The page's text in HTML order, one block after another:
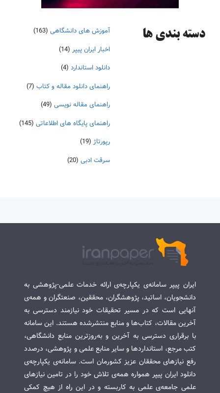
دسته‌ بندی ها آموزش های دانشگاهی (163)
اخبار ایران پیپر (14)
دانلود استاندارد (4)
راهنمای دانلود مقاله و کتاب (7)
راهنمای مقاله نویسی (49)
راهنمای پایگاه های اطلاعاتی (145)
رپورتاژ (19)
سرقت ادبی (20)
ایران پیپر سامانه‌ی یکپارچه‌ی ارائه خدمات علمی-پژوهشی به
دانشجویان، اساتید، پژوهشگران، محققین، صنعتگران و همه‌ی
آنهایی است که در مسیر تحقیقات خود نیازمند دسترسی به
آخرین مقالات، کتاب‌ها و منابع منتشرشده هستند. این سامانه
با برقراری دسترسی به آخرین و به‌روزترین منابع دانشگاهی،
کتب مرجع، استانداردها و سایر منابع علمی و پژوهشی، درصدد
رفع نیازهای محققان عزیز کشورمان است. سامانه‌ی یکپارچه‌ی
دانلود ایران پیپر همواره همه‌ی تلاش خود را در تامین نیازهای
علمی جامعه‌ی علمی به کاربسته و در این راه از هیچ کمکی